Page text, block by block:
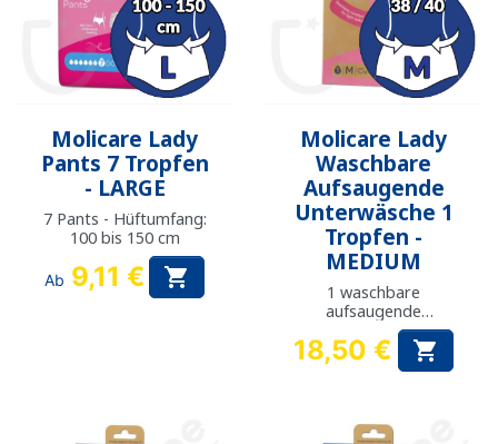
Molicare Lady
Pants 7 Tropfen
- LARGE
7 Pants - Hüftumfang:
100 bis 150 cm
Ab 9,11 € 
Molicare Lady
Waschbare
Aufsaugende
Unterwäsche 1
Tropfen -
MEDIUM
1 waschbare
aufsaugende
unterwäsche
Preis
18,50 € 